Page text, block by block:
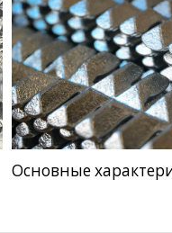
Основные